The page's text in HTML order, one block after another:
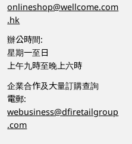
onlineshop@wellcome.com
.hk
辦公時間:
星期一至日
上午九時至晚上六時
企業合作及大量訂購查詢
電郵:
webusiness@dfiretailgroup
.com